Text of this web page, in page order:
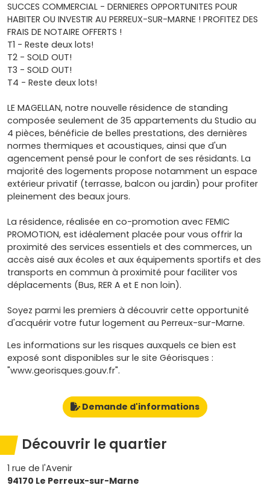
SUCCES COMMERCIAL - DERNIERES OPPORTUNITES POUR
HABITER OU INVESTIR AU PERREUX-SUR-MARNE ! PROFITEZ DES
FRAIS DE NOTAIRE OFFERTS !
T1 - Reste deux lots!
T2 - SOLD OUT!
T3 - SOLD OUT!
T4 - Reste deux lots!
LE MAGELLAN, notre nouvelle résidence de standing
composée seulement de 35 appartements du Studio au
4 pièces, bénéficie de belles prestations, des dernières
normes thermiques et acoustiques, ainsi que d'un
agencement pensé pour le confort de ses résidants. La
majorité des logements propose notamment un espace
extérieur privatif (terrasse, balcon ou jardin) pour profiter
pleinement des beaux jours.
La résidence, réalisée en co-promotion avec FEMIC
PROMOTION, est idéalement placée pour vous offrir la
proximité des services essentiels et des commerces, un
accès aisé aux écoles et aux équipements sportifs et des
transports en commun à proximité pour faciliter vos
déplacements (Bus, RER A et E non loin).
Soyez parmi les premiers à découvrir cette opportunité
d'acquérir votre futur logement au Perreux-sur-Marne.
Les informations sur les risques auxquels ce bien est
exposé sont disponibles sur le site Géorisques :
"www.georisques.gouv.fr".
Demande d'informations
Découvrir le quartier
1 rue de l'Avenir
94170 Le Perreux-sur-Marne